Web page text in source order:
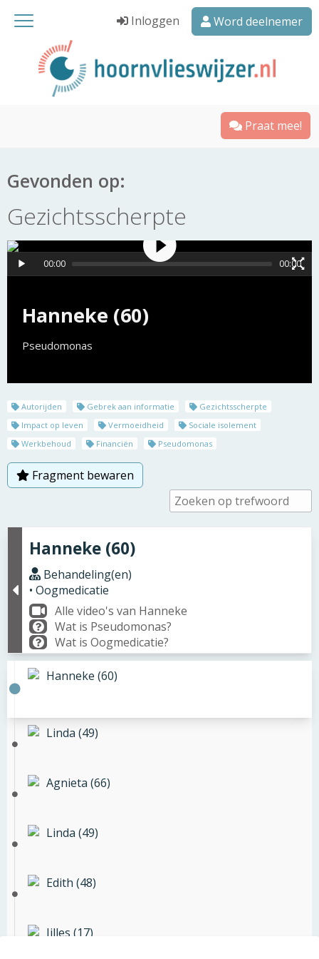
Inloggen Word deelnemer
Praat mee!
Gevonden op:
Gezichtsscherpte
Hanneke (60)
Pseudomonas
00:00 00:00
Autorijden Gebrek aan informatie
Gezichtsscherpte
Impact op leven
Vermoeidheid
Sociale isolement
Werkbehoud
Financiën Pseudomonas
Fragment bewaren
Hanneke (60)
Behandeling(en)
• Oogmedicatie
Alle video's van Hanneke
Wat is Pseudomonas?
Wat is Oogmedicatie?
Hanneke (60)
Linda (49)
Agnieta (66)
Linda (49)
Edith (48)
Jilles (17)